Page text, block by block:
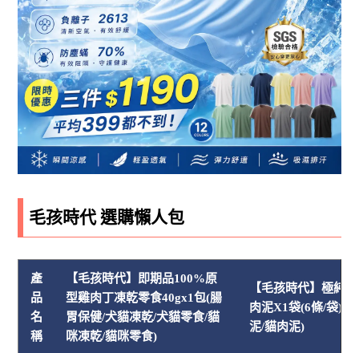
毛孩時代 選購懶人包
產
品
名
稱
【毛孩時代】即期品100%原
型雞肉丁凍乾零食40gx1包(腸
胃保健/犬貓凍乾/犬貓零食/貓
咪凍乾/貓咪零食)
【毛孩時代】極純
肉泥X1袋(6條/袋)(
泥/貓肉泥)